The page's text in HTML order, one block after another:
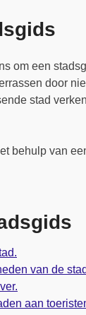
om een
door
stad
behulp van
van de
aan